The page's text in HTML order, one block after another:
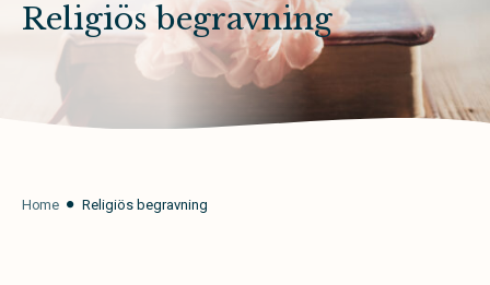
Religiös begravning
Home Religiös begravning